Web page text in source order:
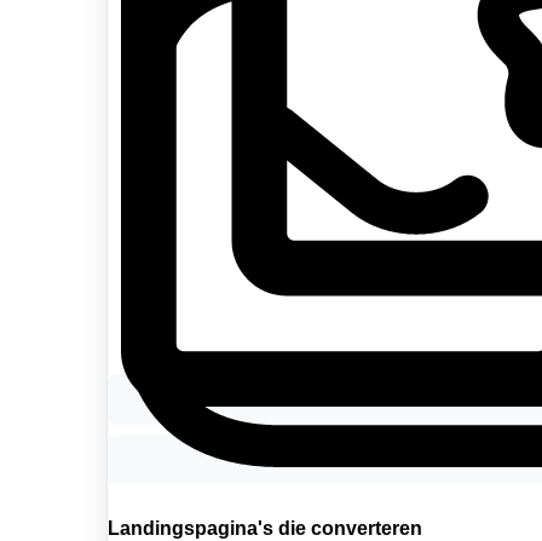
Pop-ups en notificaties
Landingspagina's die converteren